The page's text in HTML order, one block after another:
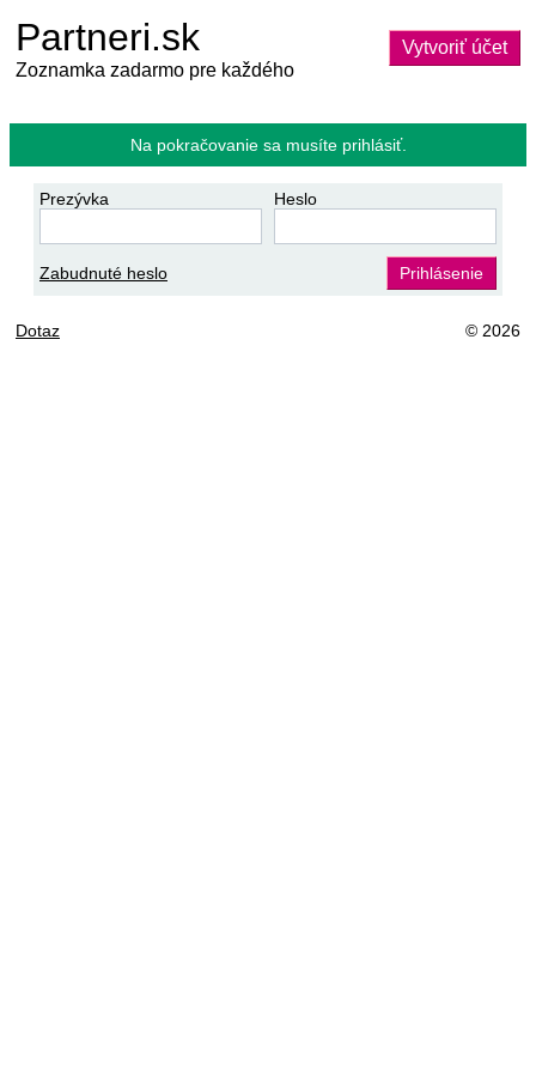
Partneri.sk
Zoznamka zadarmo pre každého
Vytvoriť účet
Na pokračovanie sa musíte prihlásiť.
Prezývka Heslo
Zabudnuté heslo Prihlásenie
Dotaz © 2026